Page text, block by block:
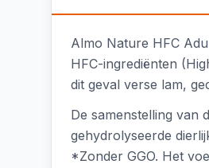
Almo Nature HFC
HFC-ingrediënten
dit geval verse lam,
De samenstelling van
gehydrolyseerde
*Zonder GGO. Het